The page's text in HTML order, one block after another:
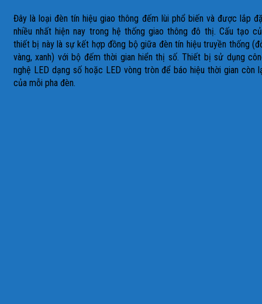
Đây là loại đèn tín hiệu giao thông đếm lùi phổ biến và được lắp
nhiều nhất hiện nay trong hệ thống giao thông đô thị. Cấu tạo
thiết bị này là sự kết hợp đồng bộ giữa đèn tín hiệu truyền thống
vàng, xanh) với bộ đếm thời gian hiển thị số. Thiết bị sử dụng
nghệ LED dạng số hoặc LED vòng tròn để báo hiệu thời gian còn
của mỗi pha đèn.